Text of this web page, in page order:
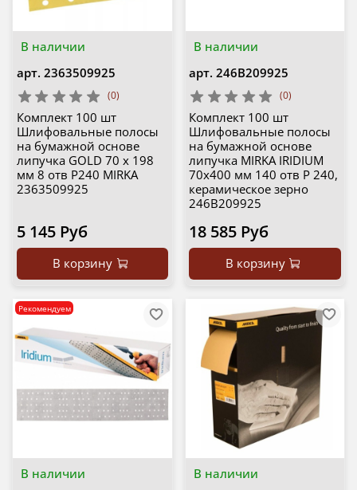
В наличии
арт. 2363509925
(0)
Комплект 100 шт
Шлифовальные полосы
на бумажной основе
липучка GOLD 70 x 198
мм 8 отв Р240 MIRKA
2363509925
5 145 Руб
В корзину
В наличии
арт. 246B209925
(0)
Комплект 100 шт
Шлифовальные полосы
на бумажной основе
липучка MIRKA IRIDIUM
70х400 мм 140 отв Р 240,
керамическое зерно
246B209925
18 585 Руб
В корзину
В наличии
Рекомендуем
В наличии